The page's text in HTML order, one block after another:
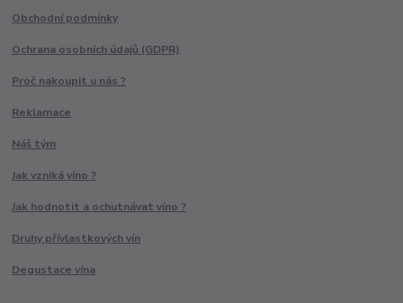
Obchodní podmínky
Ochrana osobních údajů (GDPR)
Proč nakoupit u nás ?
Reklamace
Náš tým
Jak vzniká víno ?
Jak hodnotit a ochutnávat víno ?
Druhy přívlastkových vín
Degustace vína